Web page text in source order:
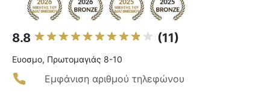
8.8 (11)
Ευοσμο, Πρωτομαγιάς 8-10
Εμφάνιση αριθμού τηλεφώνου